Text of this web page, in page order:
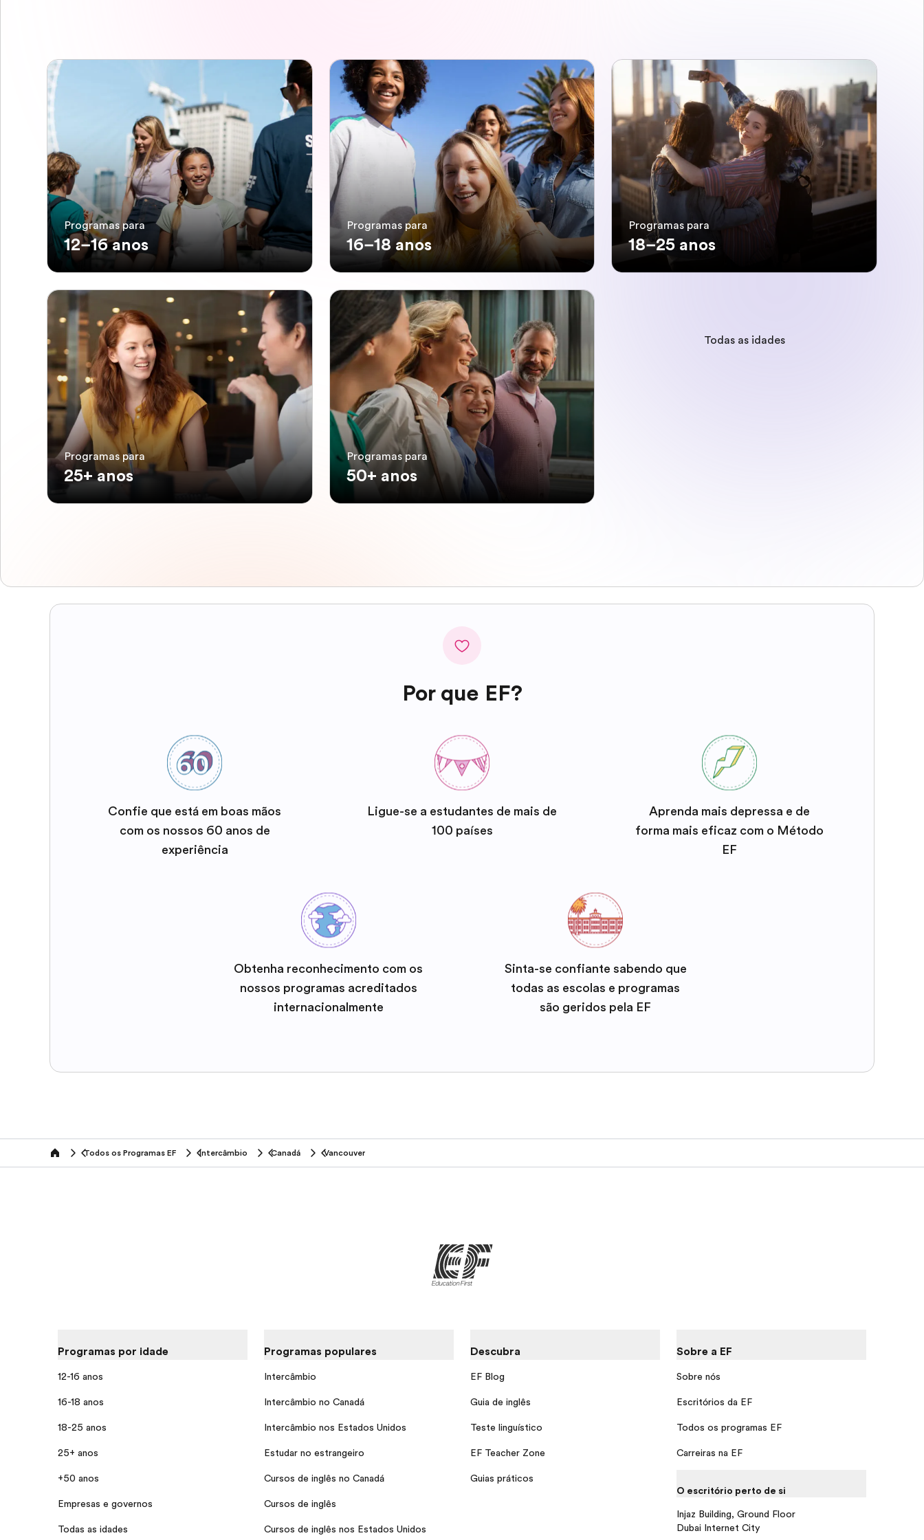
Programas para
12–16 anos
Programas para
16–18 anos
Programas para
18–25 anos
Programas para
25+ anos
Programas para
50+ anos
Todas as idades
Por que EF?
Confie que está em boas mãos
com os nossos 60 anos de
experiência
Ligue-se a estudantes de mais de
100 países
Aprenda mais depressa e de
forma mais eficaz com o Método
EF
Obtenha reconhecimento com os
nossos programas acreditados
internacionalmente
Sinta-se confiante sabendo que
todas as escolas e programas
são geridos pela EF
home Todos os Programas EF Intercâmbio Canadá Vancouver
Programas por idade
12-16 anos
16-18 anos
18-25 anos
25+ anos
+50 anos
Empresas e governos
Todas as idades
Programas populares
Intercâmbio
Intercâmbio no Canadá
Intercâmbio nos Estados Unidos
Estudar no estrangeiro
Cursos de inglês no Canadá
Cursos de inglês
Cursos de inglês nos Estados Unidos
Descubra
EF Blog
Guia de inglês
Teste linguístico
EF Teacher Zone
Guias práticos
Sobre a EF
Sobre nós
Escritórios da EF
Todos os programas EF
Carreiras na EF
O escritório perto de si
Injaz Building, Ground Floor
Dubai Internet City